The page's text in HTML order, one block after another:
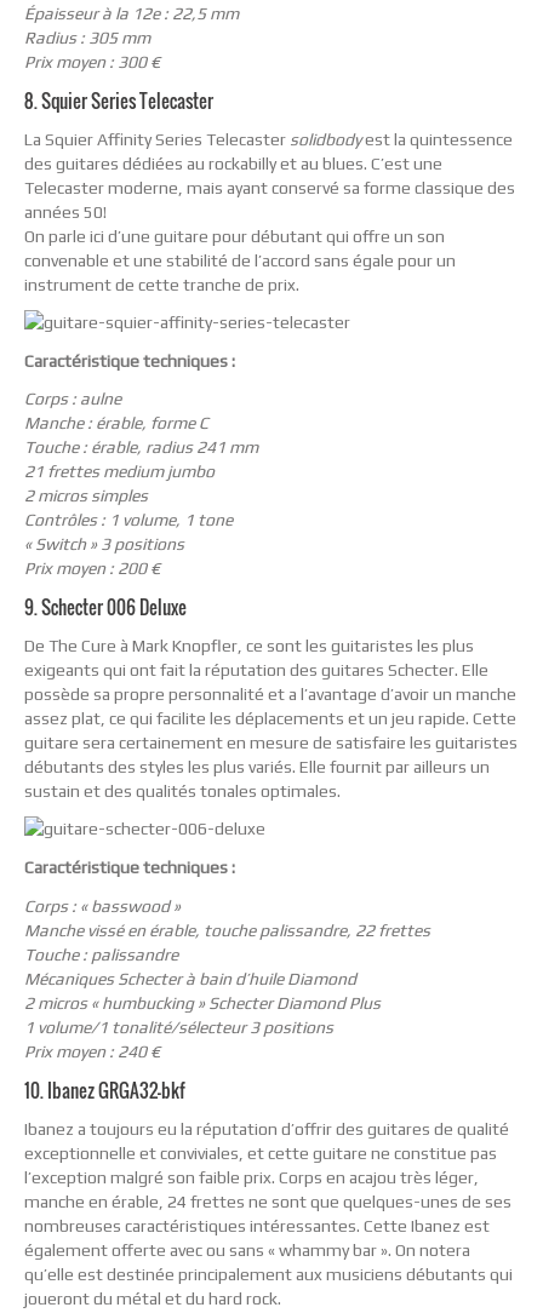
Épaisseur à la 12e : 22,5 mm
Radius : 305 mm
Prix moyen : 300 €
8. Squier Series Telecaster
La Squier Affinity Series Telecaster solidbodyest la quintessence
des guitares dédiées au rockabilly et au blues. C’est une
Telecaster moderne, mais ayant conservé sa forme classique des
années 50!
On parle ici d’une guitare pour débutant qui offre un son
convenable et une stabilité de l’accord sans égale pour un
instrument de cette tranche de prix.
Caractéristique techniques :
Corps : aulne
Manche : érable, forme C
Touche : érable, radius 241 mm
21 frettes medium jumbo
2 micros simples
Contrôles : 1 volume, 1 tone
« Switch » 3 positions
Prix moyen : 200 €
9. Schecter 006 Deluxe
De The Cure à Mark Knopfler, ce sont les guitaristes les plus
exigeants qui ont fait la réputation des guitares Schecter. Elle
possède sa propre personnalité et a l’avantage d’avoir un manche
assez plat, ce qui facilite les déplacements et un jeu rapide. Cette
guitare sera certainement en mesure de satisfaire les guitaristes
débutants des styles les plus variés. Elle fournit par ailleurs un
sustain et des qualités tonales optimales.
Caractéristique techniques :
Corps : « basswood »
Manche vissé en érable, touche palissandre, 22 frettes
Touche : palissandre
Mécaniques Schecter à bain d’huile Diamond
2 micros « humbucking » Schecter Diamond Plus
1 volume/1 tonalité/sélecteur 3 positions
Prix moyen : 240 €
10. Ibanez GRGA32-bkf
Ibanez a toujours eu la réputation d’offrir des guitares de qualité
exceptionnelle et conviviales, et cette guitare ne constitue pas
l’exception malgré son faible prix. Corps en acajou très léger,
manche en érable, 24 frettes ne sont que quelques-unes de ses
nombreuses caractéristiques intéressantes. Cette Ibanez est
également offerte avec ou sans « whammy bar ». On notera
qu’elle est destinée principalement aux musiciens débutants qui
joueront du métal et du hard rock.